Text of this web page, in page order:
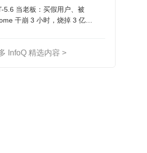
5.6 当老板：买假用户、被
干崩 3 小时，烧掉 3 亿
InfoQ 精选内容 >